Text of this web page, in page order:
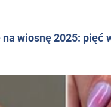
wiosnę 2025: pięć